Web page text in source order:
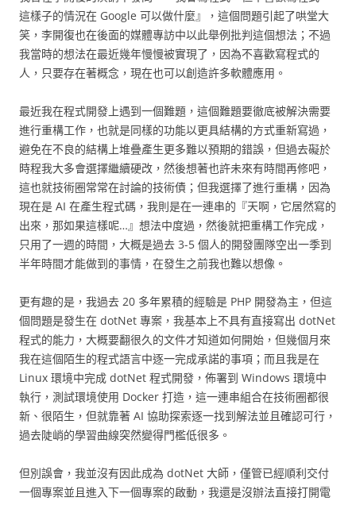
這樣子的情況在 Google 可以做什麼』，這個問題引起了哄堂大
笑，李開復也在後面的媒體專訪中以此舉例批判這個想法；不過
我當時的想法在最近幾年慢慢被實現了，因為不喜歡寫程式的
人，只要存在著概念，現在也可以創造許多軟體應用。
最近我在程式開發上遇到一個難題，這個難題要徹底被解決需要
進行重構工作，也就是同樣的功能以更具結構的方式重新寫過，
避免在不良的結構上堆疊產生更多難以預期的錯誤，但過去礙於
時程我大多會選擇繼續硬改，然後想著也許未來有時間再修吧，
這也就技術圈常常在討論的技術債；但我選擇了進行重構，因為
現在是 AI 在產生程式碼，我則是在一連串的『天啊，它居然寫的
出來，那如果這樣呢…』想法中度過，然後就把重構工作完成，
只用了一週的時間，大概是過去 3-5 個人的開發團隊空出一季到
半年時間才能做到的事情，在發生之前我也難以想像。
更有趣的是，我過去 20 多年累積的經驗是 PHP 開發為主，但這
個問題是發生在 dotNet 專案，我基本上不具有直接寫出 dotNet
程式的能力，大概要翻很久的文件才知道如何開始，但幾個月來
我在這個陌生的程式語言中逐一完成承諾的事項；而且我是在
Linux 環境中完成 dotNet 程式開發，佈署到 Windows 環境中
執行，測試環境使用 Docker 打造，這一連串組合在技術圈都很
新、很陌生，但就靠著 AI 協助探索逐一找到解法並且確認可行，
過去陡峭的學習曲線突然變得門檻低很多。
但別誤會，我並沒有因此成為 dotNet 大師，僅管已經順利交付
一個專案並且進入下一個專案的啟動，我還是沒辦法直接打開電